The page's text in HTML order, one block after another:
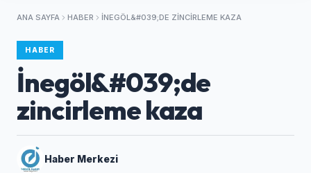
ANA SAYFA HABER İNEGÖL&#039;DE ZINCIRLEME KAZA
HABER
İnegöl&#039;de
zincirleme kaza
Haber Merkezi